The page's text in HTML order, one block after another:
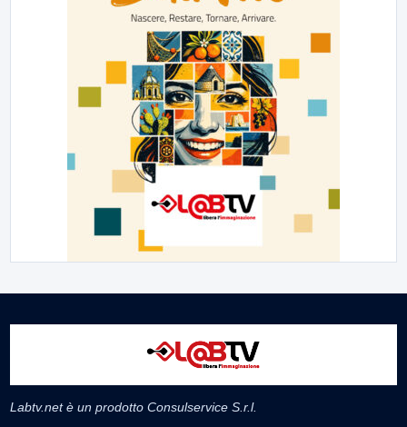
Labtv.net è un prodotto Consulservice S.r.l.